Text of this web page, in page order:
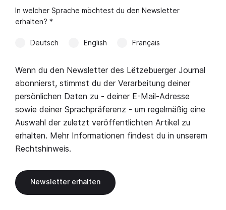
In welcher Sprache möchtest du den Newsletter
erhalten? *
Deutsch English Français
Wenn du den Newsletter des Lëtzebuerger Journal
abonnierst, stimmst du der Verarbeitung deiner
persönlichen Daten zu - deiner E-Mail-Adresse
sowie deiner Sprachpräferenz - um regelmäßig eine
Auswahl der zuletzt veröffentlichten Artikel zu
erhalten. Mehr Informationen findest du in unserem
Rechtshinweis.